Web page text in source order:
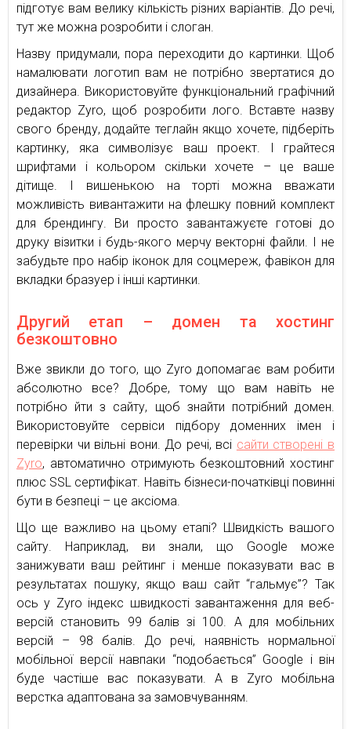
підготує вам велику кількість різних варіантів. До речі,
тут же можна розробити і слоган.
Назву придумали, пора переходити до картинки. Щоб
намалювати логотип вам не потрібно звертатися до
дизайнера. Використовуйте функціональний графічний
редактор Zyro, щоб розробити лого. Вставте назву
свого бренду, додайте теглайн якщо хочете, підберіть
картинку, яка символізує ваш проект. І грайтеся
шрифтами і кольором скільки хочете – це ваше
дітище. І вишенькою на торті можна вважати
можливість вивантажити на флешку повний комплект
для брендингу. Ви просто завантажуєте готові до
друку візитки і будь-якого мерчу векторні файли. І не
забудьте про набір іконок для соцмереж, фавікон для
вкладки бразуер і інші картинки.
Другий етап – домен та хостинг
безкоштовно
Вже звикли до того, що Zyro допомагає вам робити
абсолютно все? Добре, тому що вам навіть не
потрібно йти з сайту, щоб знайти потрібний домен.
Використовуйте сервіси підбору доменних імен і
перевірки чи вільні вони. До речі, всі сайти створені в
Zyro, автоматично отримують безкоштовний хостинг
плюс SSL сертифікат. Навіть бізнеси-початківці повинні
бути в безпеці – це аксіома.
Що ще важливо на цьому етапі? Швидкість вашого
сайту. Наприклад, ви знали, що Google може
занижувати ваш рейтинг і менше показувати вас в
результатах пошуку, якщо ваш сайт “гальмує”? Так
ось у Zyro індекс швидкості завантаження для веб-
версій становить 99 балів зі 100. А для мобільних
версій – 98 балів. До речі, наявність нормальної
мобільної версії навпаки “подобається” Google і він
буде частіше вас показувати. А в Zyro мобільна
верстка адаптована за замовчуванням.